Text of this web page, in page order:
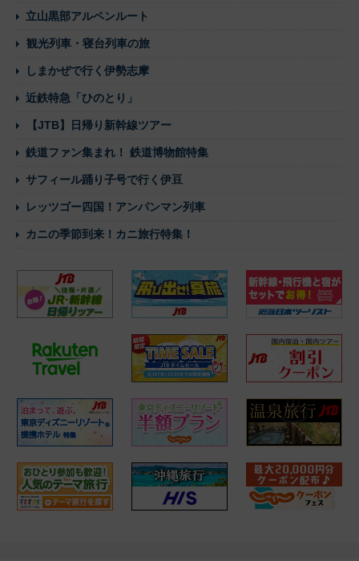
立山黒部アルペンルート
観光列車・寝台列車の旅
しまかぜで行く伊勢志摩
近鉄特急「ひのとり」
【JTB】日帰り新幹線ツアー
鉄道ファン集まれ！ 鉄道博物館特集
サフィール踊り子号で行く伊豆
レッツゴー四国！アンパンマン列車
カニの季節到来！カニ旅行特集！